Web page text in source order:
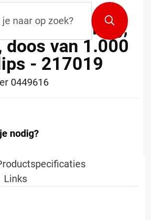
Zoeken
puntig,
doos van 1.000
- 217019
0449616
nodig?
Links